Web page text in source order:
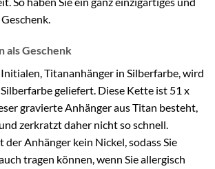
als Geschenk
Titananhänger in Silberfarbe, wird
geliefert. Diese Kette ist 51 x
gravierte Anhänger aus Titan besteht,
zerkratzt daher nicht so schnell.
Anhänger kein Nickel, sodass Sie
tragen können, wenn Sie allergisch